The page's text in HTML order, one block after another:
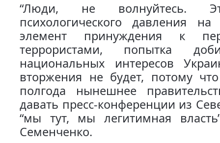
“Люди, не волнуйтесь.
психологического давления
элемент принуждения к
террористами, попытка
национальных интересов
вторжения не будет, потому
полгода нынешнее
давать пресс-конференции из
“мы тут, мы легитимная
Семенченко.